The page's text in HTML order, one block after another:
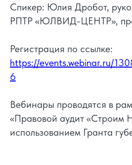
Спикер: Юлия Дробот,
РПТР «ЮЛВИД-ЦЕНТР»,
Регистрация по ссылке:
https://events.webinar.ru/
6
Вебинары проводятся в
«Правовой аудит «Строим
использованием Гранта